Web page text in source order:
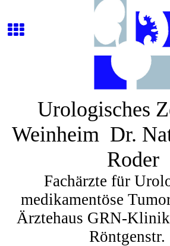
Urologisches
Weinheim Dr.
Roder
Fachärzte für
medikamentöse
Ärztehaus GRN-
Röntgenstr.